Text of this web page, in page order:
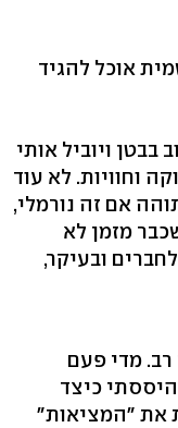
אוכל להגיד
ויוביל אותי
וחוויות. לא עוד
אם זה נורמלי,
מזמן לא
ובעיקר,
רב. מדי פעם
כיצד
את "המציאות"